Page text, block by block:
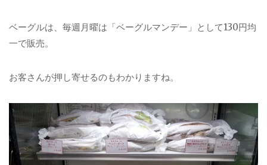
ベーグルは、毎週月曜は「ベーグルマンデー」として130円均
一で販売。
お客さんが押し寄せるのもわかりますね。